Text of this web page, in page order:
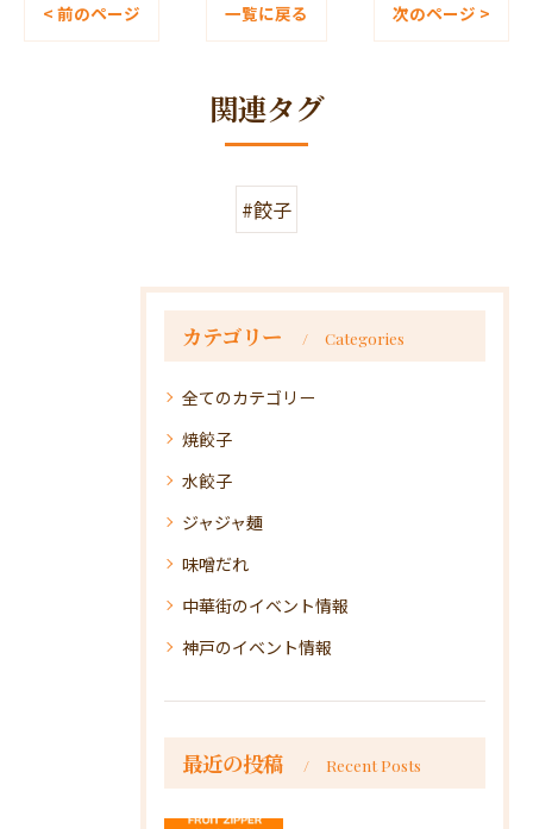
< 前のページ 一覧に戻る 次のページ >
関連タグ
#餃子
カテゴリー Categories
全てのカテゴリー
焼餃子
水餃子
ジャジャ麺
味噌だれ
中華街のイベント情報
神戸のイベント情報
最近の投稿 Recent Posts